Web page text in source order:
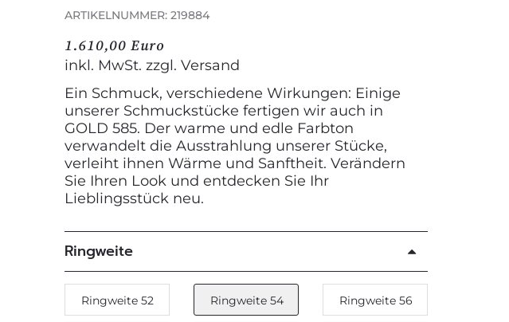
ARTIKELNUMMER: 219884
1.610,00 Euro
inkl. MwSt. zzgl. Versand
Ein Schmuck, verschiedene Wirkungen: Einige
unserer Schmuckstücke fertigen wir auch in
GOLD 585. Der warme und edle Farbton
verwandelt die Ausstrahlung unserer Stücke,
verleiht ihnen Wärme und Sanftheit. Verändern
Sie Ihren Look und entdecken Sie Ihr
Lieblingsstück neu.
Ringweite
Ringweite 52 Ringweite 54 Ringweite 56